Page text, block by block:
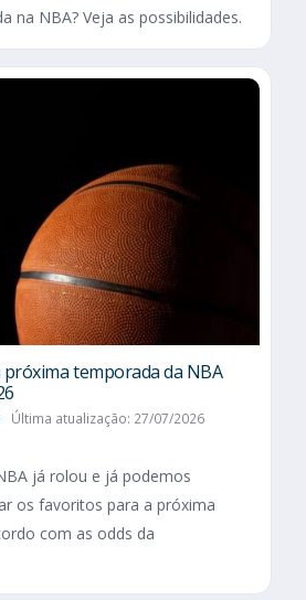
na NBA? Veja as possibilidades.
temporada da NBA
Última atualização: 27/07/2026
já rolou e já podemos
os favoritos para a próxima
com as odds da